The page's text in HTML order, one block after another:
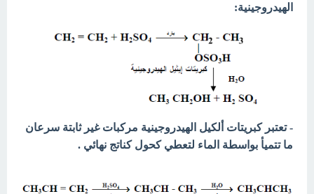
الهيدروجينية:
- تعتبر كبريتات ألكيل الهيدروجينية مركبات غير ثابتة سرعان
ما تتميأ بواسطة الماء لتعطي كحول كناتج نهائي .